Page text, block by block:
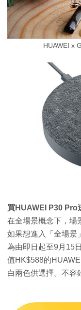
HUAWEI x
買HUAWEI P30
在全場景概念下，場
如果想進入「全場景
為由即日起至9月15
值HK$588的
白兩色供選擇。不容